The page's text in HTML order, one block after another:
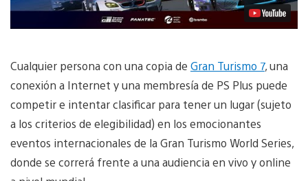
Cualquier persona con una copia de Gran Turismo 7, una
conexión a Internet y una membresía de PS Plus puede
competir e intentar clasificar para tener un lugar (sujeto
a los criterios de elegibilidad) en los emocionantes
eventos internacionales de la Gran Turismo World Series,
donde se correrá frente a una audiencia en vivo y online